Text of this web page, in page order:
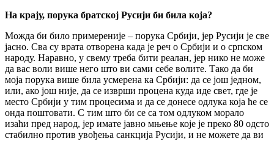
На крају, порука братској Русији би била која?
Можда би било примереније – порука Србији, јер Русији је све
јасно. Сва су врата отворена када је реч о Србији и о српском
народу. Наравно, у свему треба бити реалан, јер нико не може
да вас воли више него што ви сами себе волите. Тако да би
моја порука више била усмерена ка Србији: да се још једном,
или, ако још није, да се изврши процена куда иде свет, где је
место Србији у тим процесима и да се донесе одлука која ће се
онда поштовати. С тим што би се са том одлуком морало
изаћи пред народ, јер имате јавно мњење које је преко 80 одсто
стабилно против увођења санкција Русији, и не можете да ви